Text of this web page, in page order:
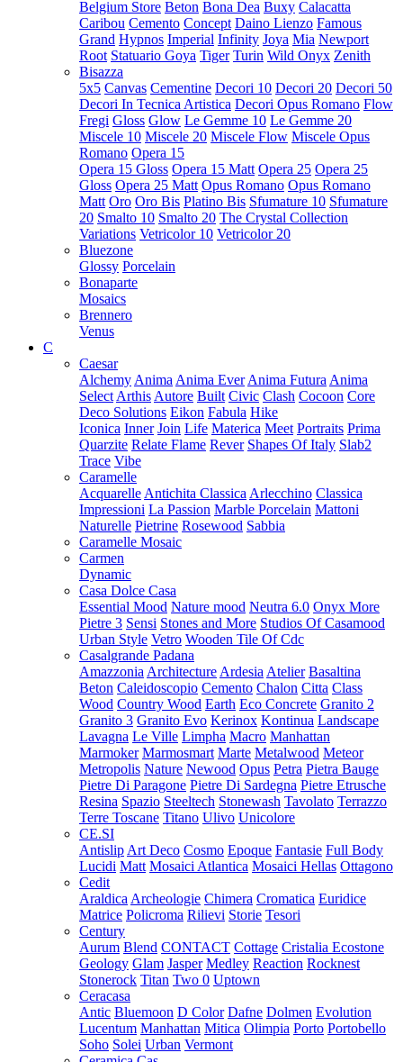
Belgium Store Beton Bona Dea Buxy Calacatta
Caribou Cemento Concept Daino Lienzo Famous
Grand Hypnos Imperial Infinity Joya Mia Newport
Root Statuario Goya Tiger Turin Wild Onyx Zenith
Bisazza
5x5 Canvas Cementine Decori 10 Decori 20 Decori 50
Decori In Tecnica Artistica Decori Opus Romano Flow
Fregi Gloss Glow Le Gemme 10 Le Gemme 20
Miscele 10 Miscele 20 Miscele Flow Miscele Opus
Romano Opera 15
Opera 15 Gloss Opera 15 Matt Opera 25 Opera 25
Gloss Opera 25 Matt Opus Romano Opus Romano
Matt Oro Oro Bis Platino Bis Sfumature 10 Sfumature
20 Smalto 10 Smalto 20 The Crystal Collection
Variations Vetricolor 10 Vetricolor 20
Bluezone
Glossy Porcelain
Bonaparte
Mosaics
Brennero
Venus
C
Caesar
Alchemy Anima Anima Ever Anima Futura Anima
Select Arthis Autore Built Civic Clash Cocoon Core
Deco Solutions Eikon Fabula Hike
Iconica Inner Join Life Materica Meet Portraits Prima
Quarzite Relate Flame Rever Shapes Of Italy Slab2
Trace Vibe
Caramelle
Acquarelle Antichita Classica Arlecchino Classica
Impressioni La Passion Marble Porcelain Mattoni
Naturelle Pietrine Rosewood Sabbia
Caramelle Mosaic
Carmen
Dynamic
Casa Dolce Casa
Essential Mood Nature mood Neutra 6.0 Onyx More
Pietre 3 Sensi Stones and More Studios Of Casamood
Urban Style Vetro Wooden Tile Of Cdc
Casalgrande Padana
Amazzonia Architecture Ardesia Atelier Basaltina
Beton Caleidoscopio Cemento Chalon Citta Class
Wood Country Wood Earth Eco Concrete Granito 2
Granito 3 Granito Evo Kerinox Kontinua Landscape
Lavagna Le Ville Limpha Macro Manhattan
Marmoker Marmosmart Marte Metalwood Meteor
Metropolis Nature Newood Opus Petra Pietra Bauge
Pietre Di Paragone Pietre Di Sardegna Pietre Etrusche
Resina Spazio Steeltech Stonewash Tavolato Terrazzo
Terre Toscane Titano Ulivo Unicolore
CE.SI
Antislip Art Deco Cosmo Epoque Fantasie Full Body
Lucidi Matt Mosaici Atlantica Mosaici Hellas Ottagono
Cedit
Araldica Archeologie Chimera Cromatica Euridice
Matrice Policroma Rilievi Storie Tesori
Century
Aurum Blend CONTACT Cottage Cristalia Ecostone
Geology Glam Jasper Medley Reaction Rocknest
Stonerock Titan Two 0 Uptown
Ceracasa
Antic Bluemoon D Color Dafne Dolmen Evolution
Lucentum Manhattan Mitica Olimpia Porto Portobello
Soho Solei Urban Vermont